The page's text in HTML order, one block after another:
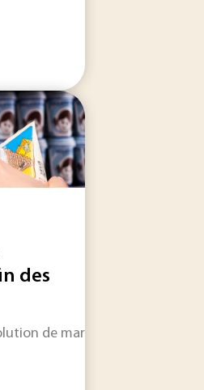
dans les stratégies
plus contaminées par les
des
de marquage consistant